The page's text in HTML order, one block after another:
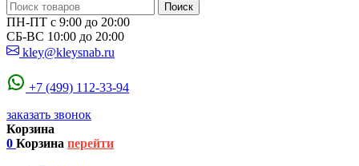
Поиск
ПН-ПТ с 9:00 до 20:00
СБ-ВС 10:00 до 20:00
kley@kleysnab.ru
+7 (499) 112-33-94
заказать звонок
Корзина
0 Корзина перейти